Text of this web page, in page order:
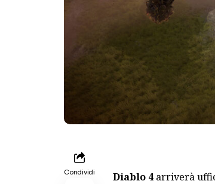
Condividi Diablo 4arriverà